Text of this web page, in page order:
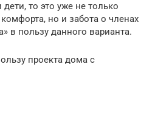
то это уже не только
но и забота о членах
в пользу данного варианта.
проекта дома с